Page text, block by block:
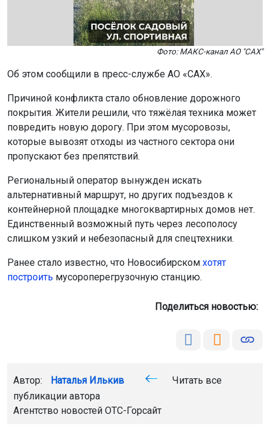
Фото: МАКС-канал АО "САХ"
Об этом сообщили в пресс-службе АО «САХ».
Причиной конфликта стало обновление дорожного
покрытия. Жители решили, что тяжёлая техника может
повредить новую дорогу. При этом мусоровозы,
которые вывозят отходы из частного сектора они
пропускают без препятствий.
Региональный оператор вынужден искать
альтернативный маршрут, но других подъездов к
контейнерной площадке многоквартирных домов нет.
Единственный возможный путь через лесополосу
слишком узкий и небезопасный для спецтехники.
Ранее стало известно, что Новосибирском хотят
построить мусороперегрузочную станцию.
Поделиться новостью:
Автор: Наталья Илькив
Читать все
публикации автора
Агентство новостей ОТС-Горсайт